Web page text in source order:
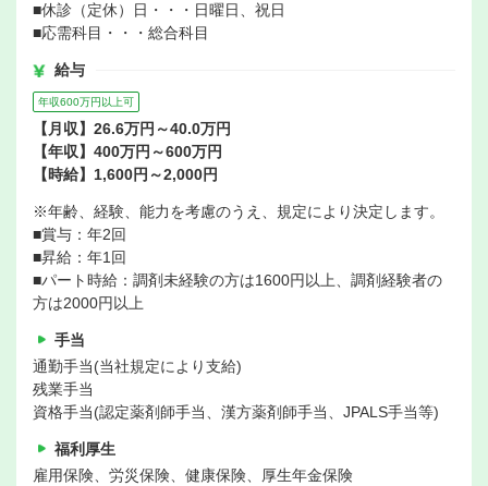
■休診（定休）日・・・日曜日、祝日
■応需科目・・・総合科目
給与
年収600万円以上可
【月収】26.6万円～40.0万円
【年収】400万円～600万円
【時給】1,600円～2,000円
※年齢、経験、能力を考慮のうえ、規定により決定します。
■賞与：年2回
■昇給：年1回
■パート時給：調剤未経験の方は1600円以上、調剤経験者の
方は2000円以上
手当
通勤手当(当社規定により支給)
残業手当
資格手当(認定薬剤師手当、漢方薬剤師手当、JPALS手当等)
福利厚生
雇用保険、労災保険、健康保険、厚生年金保険